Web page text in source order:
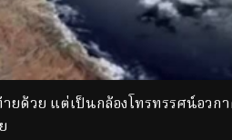
ายด้วย แต่เป็นกล้องโทรทรรศน์อ